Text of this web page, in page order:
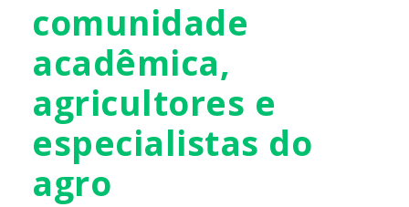
comunidade
acadêmica,
agricultores e
especialistas do
agro